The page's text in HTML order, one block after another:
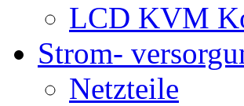
LCD KVM
Strom-
Netzteile